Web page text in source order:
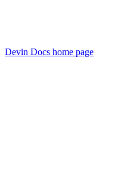
Devin Docs home page